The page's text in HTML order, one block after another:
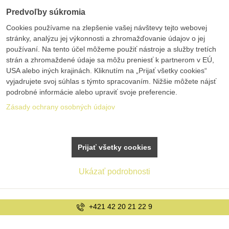
+421 42 20 21 22 9
Predvoľby súkromia
Cookies používame na zlepšenie vašej návštevy tejto webovej
stránky, analýzu jej výkonnosti a zhromažďovanie údajov o jej
používaní. Na tento účel môžeme použiť nástroje a služby tretích
strán a zhromaždené údaje sa môžu preniesť k partnerom v EÚ,
USA alebo iných krajinách. Kliknutím na „Prijať všetky cookies“
vyjadrujete svoj súhlas s týmto spracovaním. Nižšie môžete nájsť
podrobné informácie alebo upraviť svoje preferencie.
Zásady ochrany osobných údajov
Ukázať podrobnosti
Prijať všetky cookies